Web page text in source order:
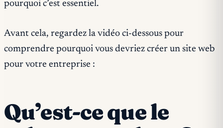
pourquoi c’est essentiel.
Avant cela, regardez la vidéo ci-dessous pour
comprendre pourquoi vous devriez créer un site web
pour votre entreprise :
Qu’est-ce que le